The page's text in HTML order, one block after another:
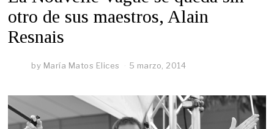
otro de sus maestros, Alain
Resnais
by María Matos Elices 5 marzo, 2014